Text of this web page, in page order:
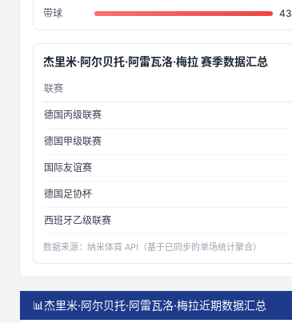
带球
43
杰里米·阿尔贝托·阿雷瓦洛·梅拉赛季数据汇总
联赛
德国丙级联赛
德国甲级联赛
国际友谊赛
德国足协杯
西班牙乙级联赛
数据来源： 纳米体育 API（基于已同步的单场统计聚合）
📊 杰里米·阿尔贝托·阿雷瓦洛·梅拉近期数据汇总